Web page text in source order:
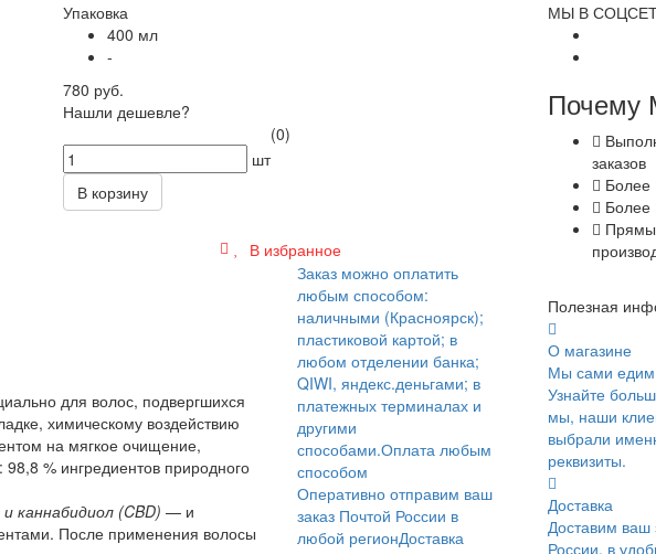
Упаковка
400 мл
-
780 руб.
Нашли дешевле?
(0)
шт
В корзину
В избранное
для волос, подвергшихся
химическому воздействию
на мягкое очищение,
% ингредиентов природного
каннабидиол (CBD) — и
После применения волосы
Заказ можно оплатить
любым способом:
наличными (Красноярск);
пластиковой картой; в
любом отделении банка;
QIWI, яндекс.деньгами; в
платежных терминалах и
другими
способами.Оплата любым
способом
Оперативно отправим ваш
заказ Почтой России в
любой регионДоставка
МЫ В
Почему
заказов
Более
Более
Полезная
О магазине
Мы сами едим
Узнайте
мы, наши
выбрали
реквизиты.
Доставка
Доставим ваш
России, в